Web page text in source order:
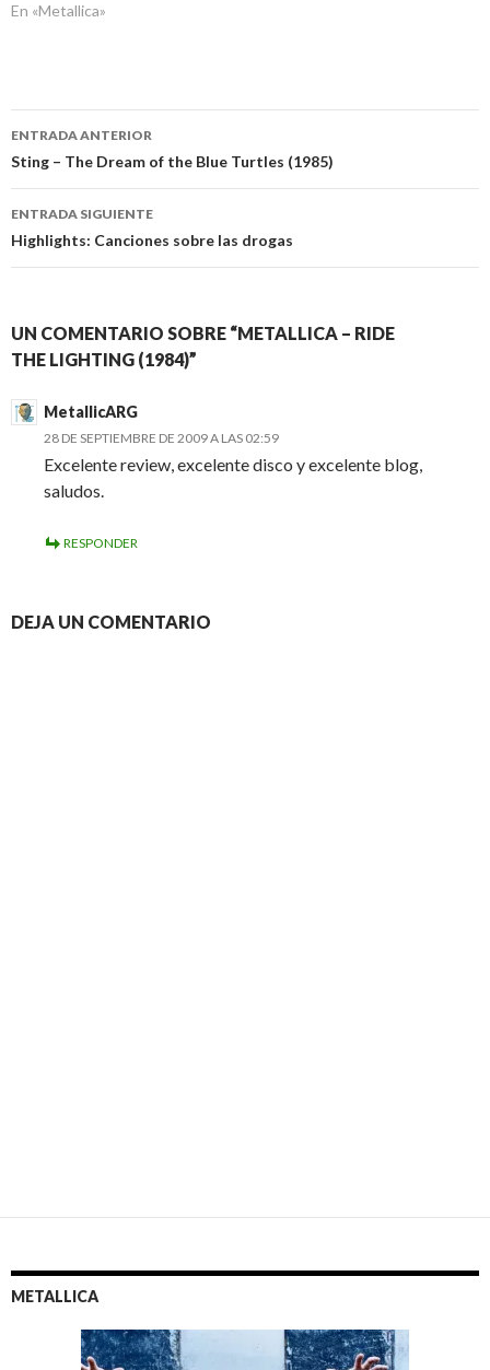
En «Metallica»
Navegación
de
entradas
ENTRADA ANTERIOR
Sting – The Dream of the Blue Turtles (1985)
ENTRADA SIGUIENTE
Highlights: Canciones sobre las drogas
UN COMENTARIO SOBRE “METALLICA – RIDE
THE LIGHTING (1984)”
MetallicARG
28 DE SEPTIEMBRE DE 2009 A LAS 02:59
Excelente review, excelente disco y excelente blog,
saludos.
RESPONDER
DEJA UN COMENTARIO
METALLICA